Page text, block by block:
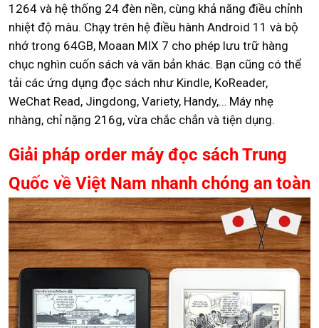
1264 và hệ thống 24 đèn nền, cùng khả năng điều chỉnh
nhiệt độ màu. Chạy trên hệ điều hành Android 11 và bộ
nhớ trong 64GB, Moaan MIX 7 cho phép lưu trữ hàng
chục nghìn cuốn sách và văn bản khác. Bạn cũng có thể
tải các ứng dụng đọc sách như Kindle, KoReader,
WeChat Read, Jingdong, Variety, Handy,… Máy nhẹ
nhàng, chỉ nặng 216g, vừa chắc chắn và tiện dụng.
Giải pháp order máy đọc sách Trung
Quốc về Việt Nam nhanh chóng an toàn